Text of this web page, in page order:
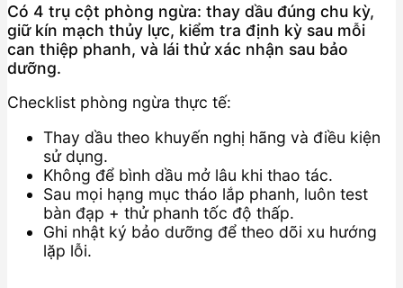
Có 4 trụ cột phòng ngừa: thay dầu đúng chu kỳ,
giữ kín mạch thủy lực, kiểm tra định kỳ sau mỗi
can thiệp phanh, và lái thử xác nhận sau bảo
dưỡng.
Checklist phòng ngừa thực tế:
Thay dầu theo khuyến nghị hãng và điều kiện
sử dụng.
Không để bình dầu mở lâu khi thao tác.
Sau mọi hạng mục tháo lắp phanh, luôn test
bàn đạp + thử phanh tốc độ thấp.
Ghi nhật ký bảo dưỡng để theo dõi xu hướng
lặp lỗi.